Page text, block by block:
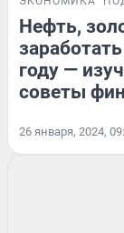
Нефть,
году —
советы
26 января, 2024,